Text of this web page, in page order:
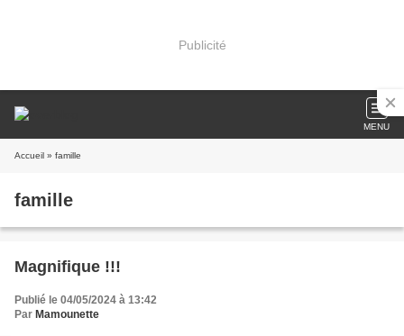
Publicité
MENU
Accueil » famille
famille
Magnifique !!!
Publié le 04/05/2024 à 13:42
Par Mamounette